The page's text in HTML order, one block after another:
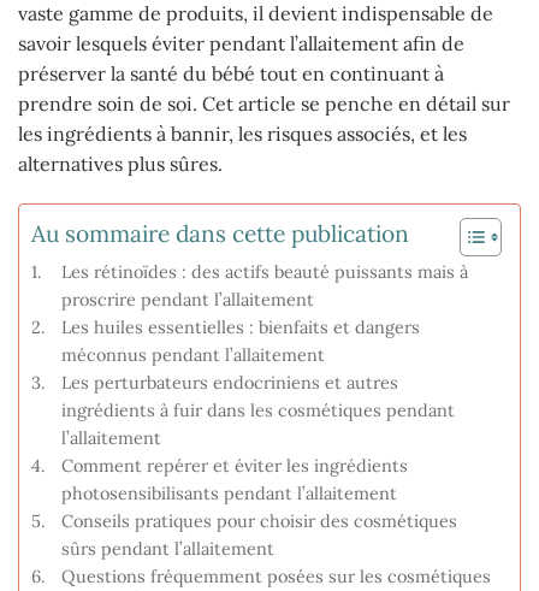
vaste gamme de produits, il devient indispensable de
savoir lesquels éviter pendant l’allaitement afin de
préserver la santé du bébé tout en continuant à
prendre soin de soi. Cet article se penche en détail sur
les ingrédients à bannir, les risques associés, et les
alternatives plus sûres.
Au sommaire dans cette publication
Les rétinoïdes : des actifs beauté puissants mais à
proscrire pendant l’allaitement
Les huiles essentielles : bienfaits et dangers
méconnus pendant l’allaitement
Les perturbateurs endocriniens et autres
ingrédients à fuir dans les cosmétiques pendant
l’allaitement
Comment repérer et éviter les ingrédients
photosensibilisants pendant l’allaitement
Conseils pratiques pour choisir des cosmétiques
sûrs pendant l’allaitement
Questions fréquemment posées sur les cosmétiques